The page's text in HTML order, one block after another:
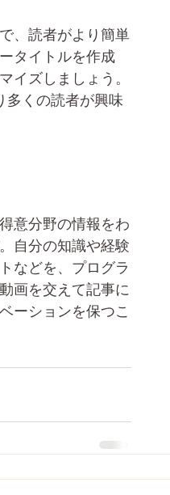
、読者がより簡単
タイトルを作成
イズしましょう。
多くの読者が興味
意分野の情報をわ
自分の知識や経験
などを、プログラ
画を交えて記事に
ーションを保つこ